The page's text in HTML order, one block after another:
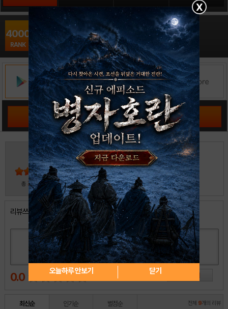
4000
RANK
맞짱미니골프 for kakao16
스포츠 / mocoga
출시일: 2015-02-13
공략 커뮤니티 바로가기
3
총 30 명 참여
5
4
3
2
1
리뷰쓰기
0.0
최신순 인기순 별점순 전체 9개의 리뷰
X
오늘하루 안보기 닫기